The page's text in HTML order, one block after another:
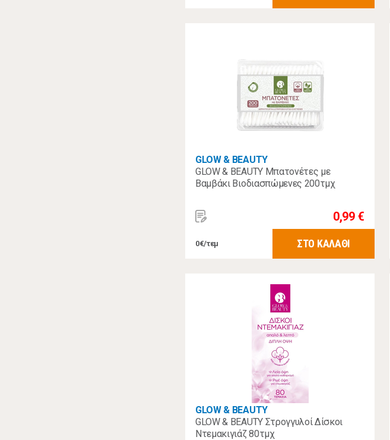
GLOW & BEAUTY
GLOW & BEAUTY Μπατονέτες με
Βαμβάκι Βιοδιασπώμενες 200τμχ
0,99 €
0€/τεμ ΣΤΟ ΚΑΛΑΘΙ
GLOW & BEAUTY
GLOW & BEAUTY Στρογγυλοί Δίσκοι
Ντεμακιγιάζ 80τμχ